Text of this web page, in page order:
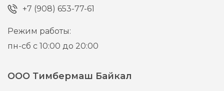
+7 (908) 653-77-61
Режим работы:
пн-сб с 10:00 до 20:00
ООО Тимбермаш Байкал